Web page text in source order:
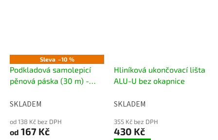
Sleva –10 %
Podkladová samolepicí
pěnová páska (30 m) -
SKLADEM
od 138 Kč bez DPH
od 167 Kč
Hliníková ukončovací lišta
ALU-U bez okapnice
SKLADEM
355 Kč bez DPH
430 Kč